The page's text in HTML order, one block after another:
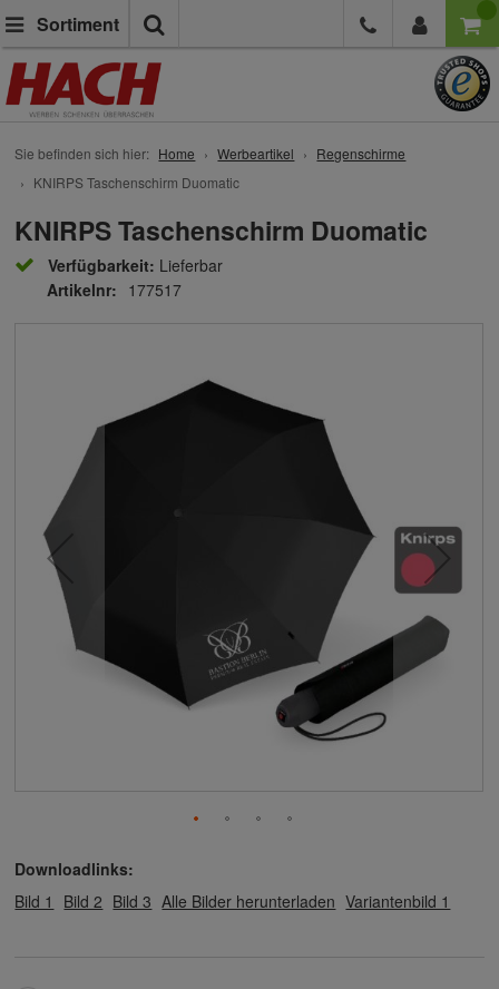
Sortiment
Sie befinden sich hier: Home Werbeartikel
Regenschirme
KNIRPS Taschenschirm Duomatic
KNIRPS Taschenschirm Duomatic
Verfügbarkeit: Lieferbar
Artikelnr: 177517
Downloadlinks:
Bild 1
Bild 2 Bild 3 Alle Bilder herunterladen Variantenbild 1